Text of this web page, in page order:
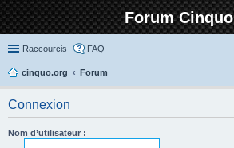
Forum Cinquo
Raccourcis FAQ
cinquo.org
Forum
Connexion
Nom d’utilisateur :